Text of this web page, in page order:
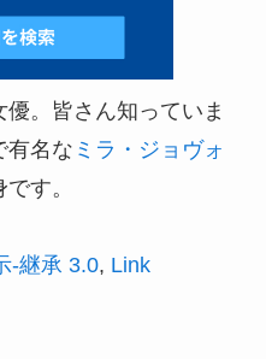
。皆さん知っていま
有名な ミラ・ジョヴォ
す。
-継承 3.0, Link